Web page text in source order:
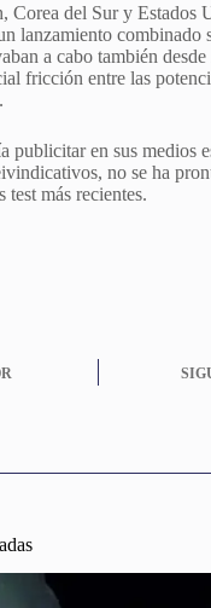
Corea del Sur y Estados
lanzamiento combinado
a cabo también
fricción entre las
publicitar en sus medios
no se ha
test más recientes.